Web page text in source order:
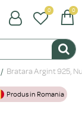
0 0
Bratara Argint 925,
Produs in Romania